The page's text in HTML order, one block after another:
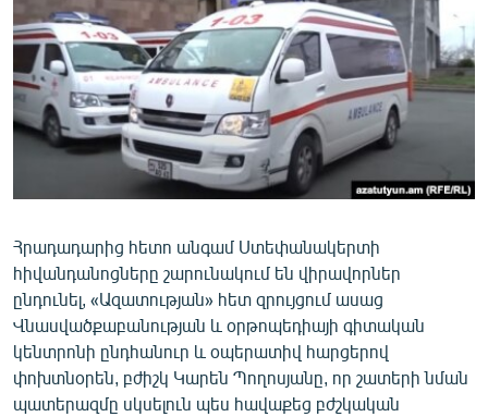
ՄԻՋԱԶԳԱՅԻՆ
ՄՇԱԿՈՒՅԹ
ՍՊՈՐՏ
ՄԵԿՆԱԲԱՆՈՒԹՅՈՒՆ
ՏՏ ԵՒ ԻՆՏԵՐՆԵՏ
ԱՐԽԻՎ
ՏԵՍԱՆՅՈՒԹԵՐ
ԲԱՆԱՎԵՃ
ՁԳՏԵԼՈՎ ԼԱՎԱԳՈՒՅՆԻՆ
ՓՈԴՔԱՍԹ
Հրադադարից հետո անգամ Ստեփանակերտի
հիվանդանոցները շարունակում են վիրավորներ
ընդունել, «Ազատության» հետ զրույցում ասաց
Վնասվածքաբանության և օրթոպեդիայի գիտական
կենտրոնի ընդհանուր և օպերատիվ հարցերով
փոխտնօրեն, բժիշկ Կարեն Պողոսյանը, որ շատերի նման
պատերազմը սկսելուն պես հավաքեց բժշկական